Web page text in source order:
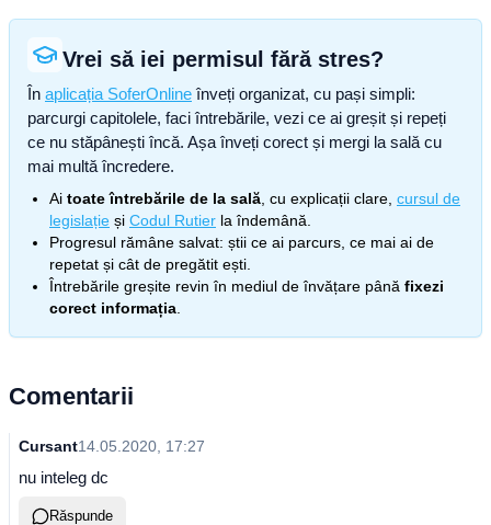
Vrei să iei permisul fără stres?
În aplicația SoferOnline înveți organizat, cu pași simpli:
parcurgi capitolele, faci întrebările, vezi ce ai greșit și repeți
ce nu stăpânești încă. Așa înveți corect și mergi la sală cu
mai multă încredere.
Ai toate întrebările de la sală , cu explicații clare, cursul de
legislație și Codul Rutier la îndemână.
Progresul rămâne salvat: știi ce ai parcurs, ce mai ai de
repetat și cât de pregătit ești.
Întrebările greșite revin în mediul de învățare până fixezi
corect informația
Comentarii
Cursant14.05.2020, 17:27
nu inteleg dc
Răspunde